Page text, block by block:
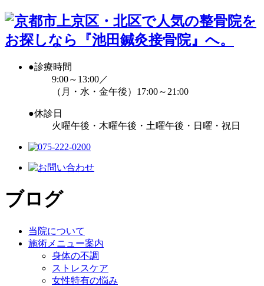
●診療時間
9:00～13:00／
（月・水・金午後）17:00～21:00
●休診日
火曜午後・木曜午後・土曜午後・日曜・祝日
ブログ
当院について
施術メニュー案内
身体の不調
ストレスケア
女性特有の悩み